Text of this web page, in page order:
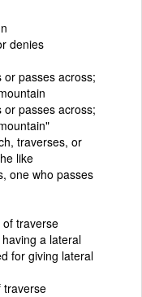
denies
passes across;
passes across;
traverses, or
like
one who passes
traverse
a lateral
for giving lateral
traverse